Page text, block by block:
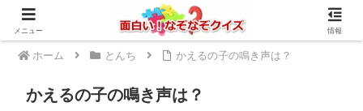
ホーム とんち かえるの子の鳴き声は？
かえるの子の鳴き声は？
メニュー 情報